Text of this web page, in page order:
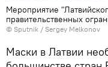
Мероприятие
правительственных
© Sputnik / Sergey Melkonov
Маски в Латвии